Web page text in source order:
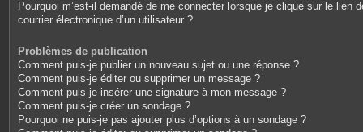
Pourquoi m’est-il demandé de me connecter lorsque je clique sur le lien
courrier électronique d’un utilisateur ?
Problèmes de publication
Comment puis-je publier un nouveau sujet ou une réponse ?
Comment puis-je éditer ou supprimer un message ?
Comment puis-je insérer une signature à mon message ?
Comment puis-je créer un sondage ?
Pourquoi ne puis-je pas ajouter plus d’options à un sondage ?